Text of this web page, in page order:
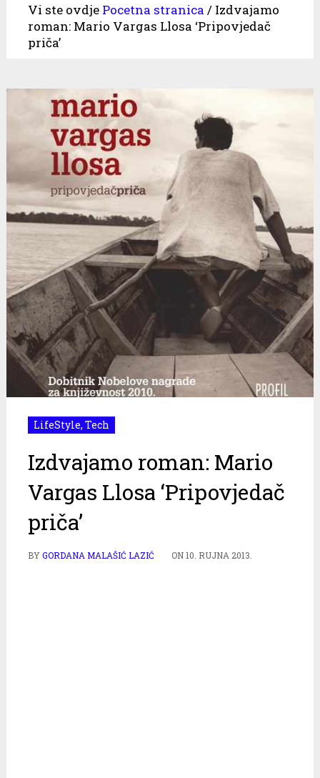
Vi ste ovdje Pocetna stranica / Izdvajamo
roman: Mario Vargas Llosa ‘Pripovjedač
priča’
LifeStyle, Tech
Izdvajamo roman: Mario
Vargas Llosa ‘Pripovjedač
priča’
BYGORDANA MALAŠIĆ LAZIĆ ON10. RUJNA 2013.